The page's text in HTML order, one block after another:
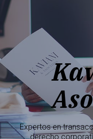
Expertos en
derecho